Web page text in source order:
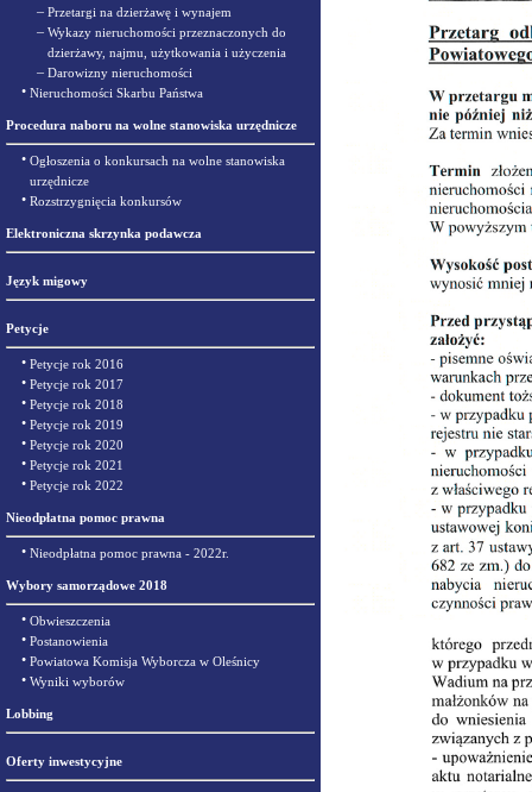
– Przetargi na dzierżawę i wynajem
– Wykazy nieruchomości przeznaczonych do
dzierżawy, najmu, użytkowania i użyczenia
– Darowizny nieruchomości
• Nieruchomości Skarbu Państwa
Procedura naboru na wolne stanowiska urzędnicze
• Ogłoszenia o konkursach na wolne stanowiska
urzędnicze
• Rozstrzygnięcia konkursów
Elektroniczna skrzynka podawcza
Język migowy
Petycje
• Petycje rok 2016
• Petycje rok 2017
• Petycje rok 2018
• Petycje rok 2019
• Petycje rok 2020
• Petycje rok 2021
• Petycje rok 2022
Nieodpłatna pomoc prawna
• Nieodpłatna pomoc prawna - 2022r.
Wybory samorządowe 2018
• Obwieszczenia
• Postanowienia
• Powiatowa Komisja Wyborcza w Oleśnicy
• Wyniki wyborów
Lobbing
Oferty inwestycyjne